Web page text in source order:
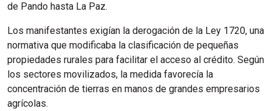
de Pando hasta La Paz.
Los manifestantes exigían la derogación de la Ley 1720, una
normativa que modificaba la clasificación de pequeñas
propiedades rurales para facilitar el acceso al crédito. Según
los sectores movilizados, la medida favorecía la
concentración de tierras en manos de grandes empresarios
agrícolas.